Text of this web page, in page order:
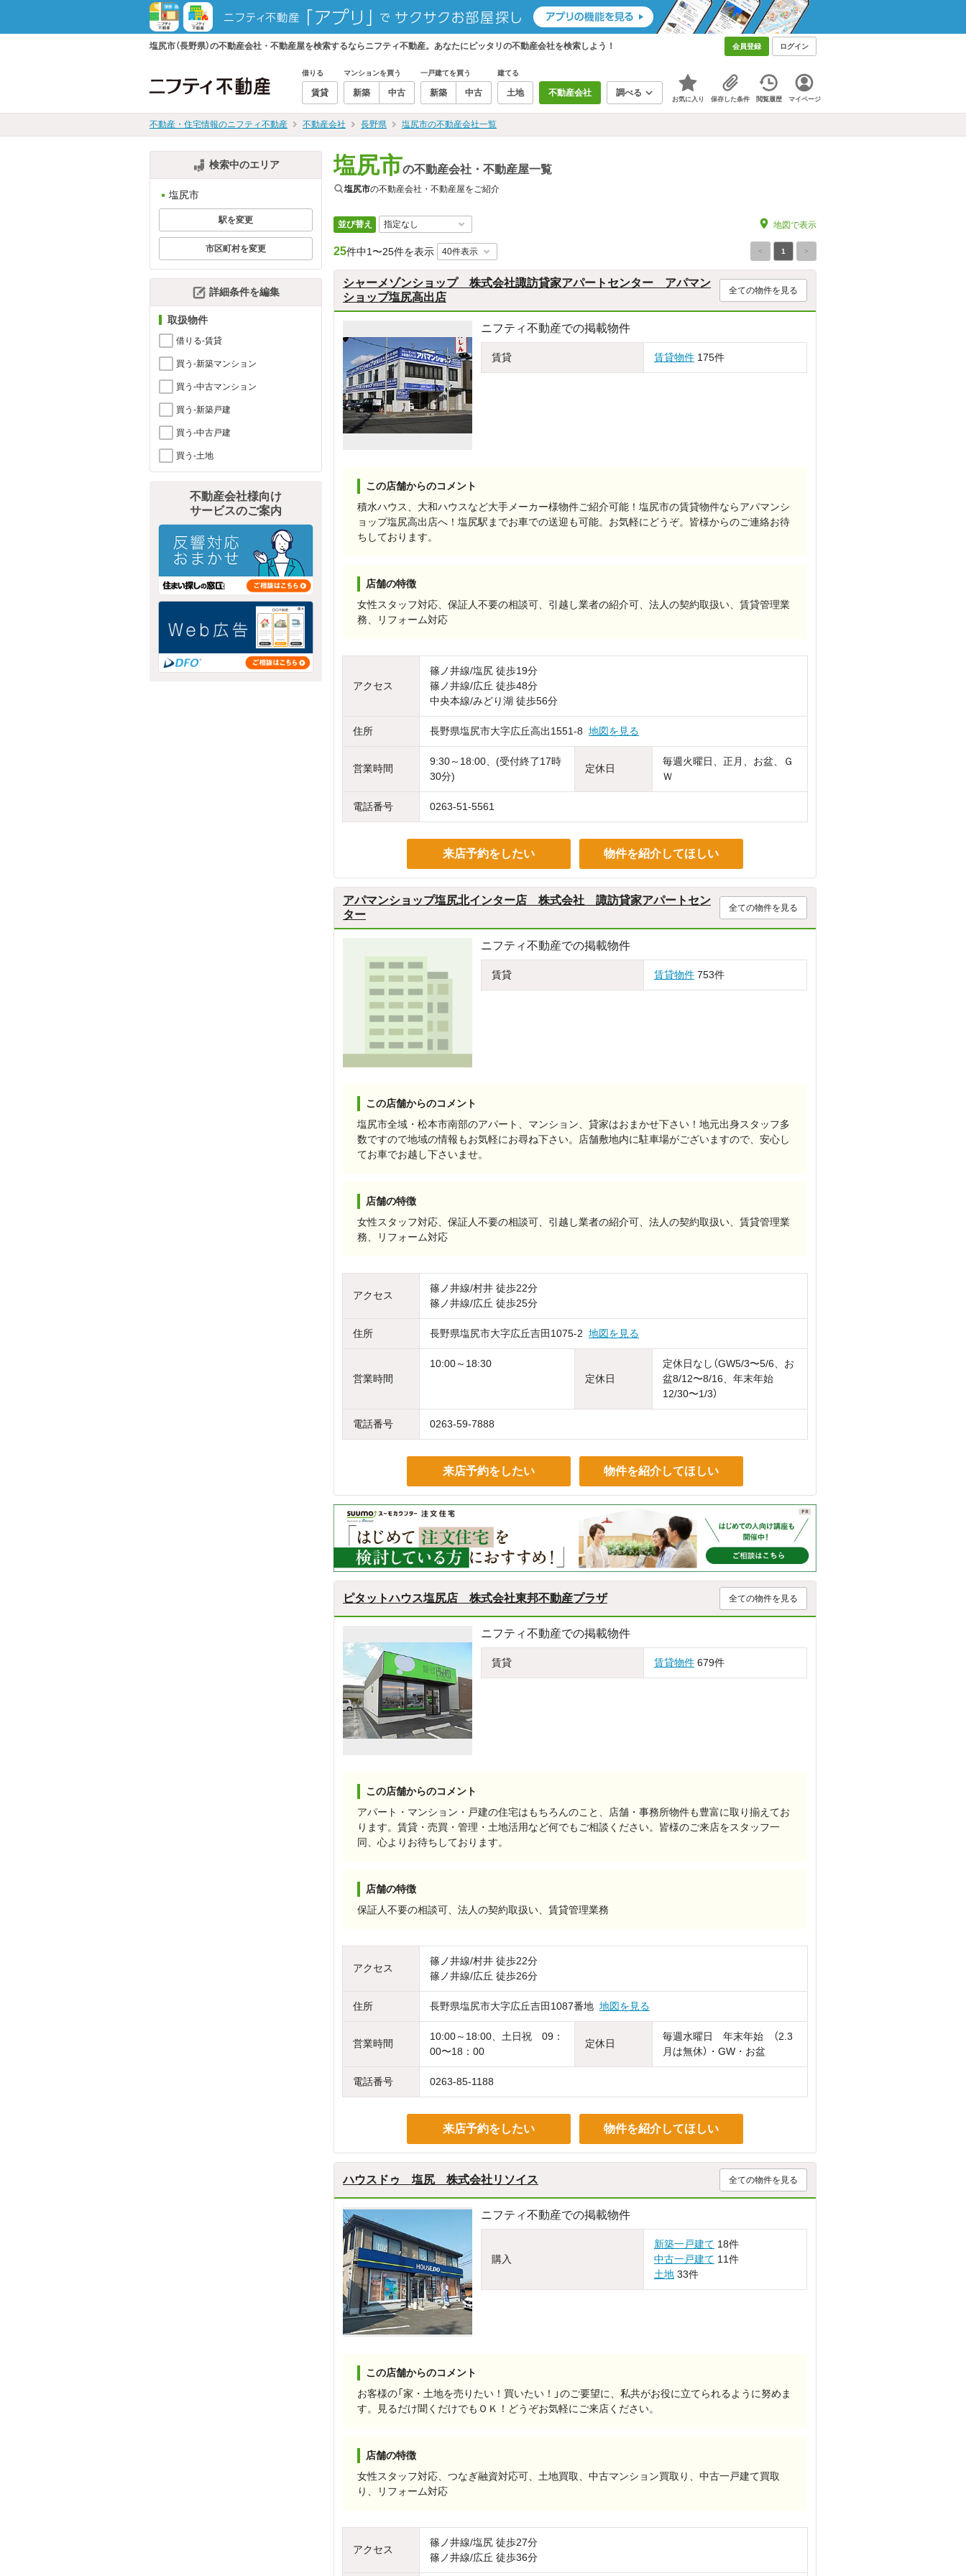
塩尻市（長野県）の不動産会社・不動産屋を検索するならニフティ不動産。あなたにピッタリの不動産会社を検索しよう！ 会員登録 ログイン
借りる
賃貸
マンションを買う
新築 中古
一戸建てを買う
新築 中古
建てる
土地 不動産会社 調べる
お気に入り 保存した条件 閲覧履歴 マイページ
不動産・住宅情報のニフティ不動産 不動産会社 長野県 塩尻市の不動産会社一覧
検索中のエリア
塩尻市
駅を変更
市区町村を変更
詳細条件を編集
取扱物件
借りる-賃貸
買う-新築マンション
買う-中古マンション
買う-新築戸建
買う-中古戸建
買う-土地
不動産会社様向け
サービスのご案内
塩尻市の不動産会社・不動産屋一覧
塩尻市の不動産会社・不動産屋をご紹介
並び替え 地図で表示
25件中1〜25件を表示 < 1 >
シャーメゾンショップ 株式会社諏訪貸家アパートセンター アパマン
ショップ塩尻高出店
全ての物件を見る
ニフティ不動産での掲載物件
賃貸 賃貸物件 175件
この店舗からのコメント
積水ハウス、大和ハウスなど大手メーカー様物件ご紹介可能！塩尻市の賃貸物件ならアパマンシ
ョップ塩尻高出店へ！塩尻駅までお車での送迎も可能。お気軽にどうぞ。皆様からのご連絡お待
ちしております。
店舗の特徴
女性スタッフ対応、保証人不要の相談可、引越し業者の紹介可、法人の契約取扱い、賃貸管理業
務、リフォーム対応
アクセス
篠ノ井線/塩尻 徒歩19分
篠ノ井線/広丘 徒歩48分
中央本線/みどり湖 徒歩56分
住所 長野県塩尻市大字広丘高出1551-8 地図を見る
営業時間
9:30～18:00、(受付終了17時
30分)
定休日
毎週火曜日、正月、お盆、Ｇ
Ｗ
電話番号 0263-51-5561
来店予約をしたい 物件を紹介してほしい
アパマンショップ塩尻北インター店 株式会社 諏訪貸家アパートセン
ター
全ての物件を見る
ニフティ不動産での掲載物件
賃貸 賃貸物件 753件
この店舗からのコメント
塩尻市全域・松本市南部のアパート、マンション、貸家はおまかせ下さい！地元出身スタッフ多
数ですので地域の情報もお気軽にお尋ね下さい。店舗敷地内に駐車場がございますので、安心し
てお車でお越し下さいませ。
店舗の特徴
女性スタッフ対応、保証人不要の相談可、引越し業者の紹介可、法人の契約取扱い、賃貸管理業
務、リフォーム対応
アクセス
篠ノ井線/村井 徒歩22分
篠ノ井線/広丘 徒歩25分
住所 長野県塩尻市大字広丘吉田1075-2 地図を見る
営業時間
10:00～18:30
定休日
定休日なし（GW5/3〜5/6、お
盆8/12〜8/16、年末年始
12/30〜1/3）
電話番号 0263-59-7888
来店予約をしたい 物件を紹介してほしい
ピタットハウス塩尻店 株式会社東邦不動産プラザ 全ての物件を見る
ニフティ不動産での掲載物件
賃貸 賃貸物件 679件
この店舗からのコメント
アパート・マンション・戸建の住宅はもちろんのこと、店舗・事務所物件も豊富に取り揃えてお
ります。賃貸・売買・管理・土地活用など何でもご相談ください。皆様のご来店をスタッフ一
同、心よりお待ちしております。
店舗の特徴
保証人不要の相談可、法人の契約取扱い、賃貸管理業務
アクセス
篠ノ井線/村井 徒歩22分
篠ノ井線/広丘 徒歩26分
住所 長野県塩尻市大字広丘吉田1087番地 地図を見る
営業時間
10:00～18:00、土日祝 09：
00〜18：00
定休日
毎週水曜日 年末年始 （2.3
月は無休）・GW・お盆
電話番号 0263-85-1188
来店予約をしたい 物件を紹介してほしい
ハウスドゥ 塩尻 株式会社リソイス 全ての物件を見る
ニフティ不動産での掲載物件
購入
新築一戸建て 18件
中古一戸建て 11件
土地 33件
この店舗からのコメント
お客様の「家・土地を売りたい！買いたい！」のご要望に、私共がお役に立てられるように努めま
す。見るだけ聞くだけでもＯＫ！どうぞお気軽にご来店ください。
店舗の特徴
女性スタッフ対応、つなぎ融資対応可、土地買取、中古マンション買取り、中古一戸建て買取
り、リフォーム対応
アクセス
篠ノ井線/塩尻 徒歩27分
篠ノ井線/広丘 徒歩36分